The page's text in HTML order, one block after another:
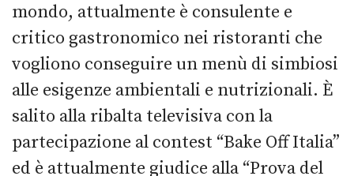
mondo, attualmente è consulente e
critico gastronomico nei ristoranti che
vogliono conseguire un menù di simbiosi
alle esigenze ambientali e nutrizionali. È
salito alla ribalta televisiva con la
partecipazione al contest “Bake Off Italia”
ed è attualmente giudice alla “Prova del